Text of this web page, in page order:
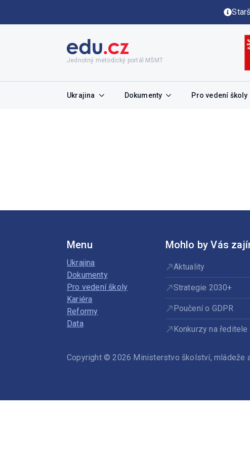
Jednotný metodický portál MŠMT
Ukrajina Dokumenty Pro vedení školy
Menu
Ukrajina
Dokumenty
Pro vedení školy
Kariéra
Reformy
Data
Mohlo by Vás
Aktuality
Strategie 2030+
Poučení o GDPR
Konkurzy na ředitele
Copyright © 2026 Ministerstvo školství, mládeže